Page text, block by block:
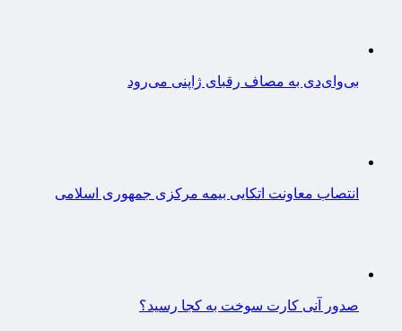
بی‌وای‌دی به مصاف رقبای ژاپنی می‌رود
انتصاب معاونت اتکایی بیمه مرکزی جمهوری اسلامی
صدور آنی کارت سوخت به کجا رسید؟